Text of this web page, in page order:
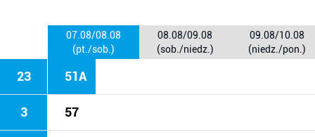
07.08/08.08
(pt./sob.)
08.08/09.08
(sob./niedz.)
09.08/10.08
(niedz./pon.)
23 51A
3 57